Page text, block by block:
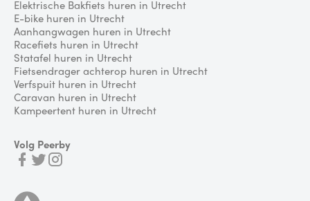
Elektrische Bakfiets huren in Utrecht
E-bike huren in Utrecht
Aanhangwagen huren in Utrecht
Racefiets huren in Utrecht
Statafel huren in Utrecht
Fietsendrager achterop huren in Utrecht
Verfspuit huren in Utrecht
Caravan huren in Utrecht
Kampeertent huren in Utrecht
Volg Peerby